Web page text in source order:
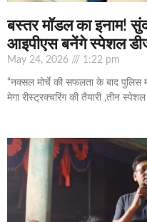
बस्तर मॉडल का इनाम!
आइपीएस बनेंगे स्पेशल
May 24, 2026 1:22 pm
“नक्सल मोर्चे की सफलता के बाद
मेगा रीस्ट्रक्चरिंग की तैयारी ,तीन